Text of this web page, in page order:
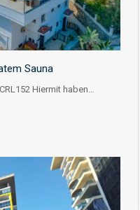
Sauna
Hiermit haben…